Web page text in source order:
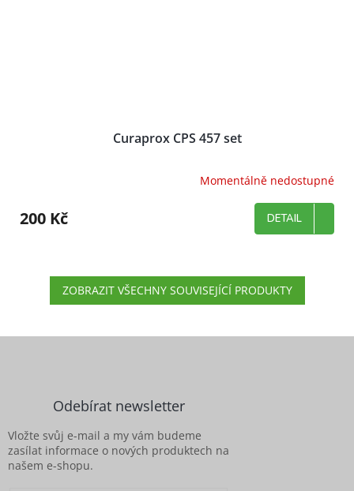
Curaprox CPS 457 set
Momentálně nedostupné
200 Kč DETAIL
ZOBRAZIT VŠECHNY SOUVISEJÍCÍ PRODUKTY
Odebírat newsletter
Vložte svůj e-mail a my vám budeme
zasílat informace o nových produktech na
našem e-shopu.